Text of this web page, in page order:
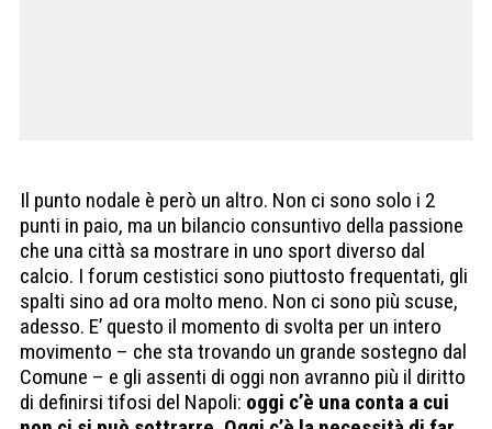
Il punto nodale è però un altro. Non ci sono solo i 2
punti in paio, ma un bilancio consuntivo della passione
che una città sa mostrare in uno sport diverso dal
calcio. I forum cestistici sono piuttosto frequentati, gli
spalti sino ad ora molto meno. Non ci sono più scuse,
adesso. E’ questo il momento di svolta per un intero
movimento – che sta trovando un grande sostegno dal
Comune – e gli assenti di oggi non avranno più il diritto
di definirsi tifosi del Napoli: oggi c’è una conta a cui